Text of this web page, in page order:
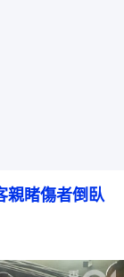
親睹傷者倒臥